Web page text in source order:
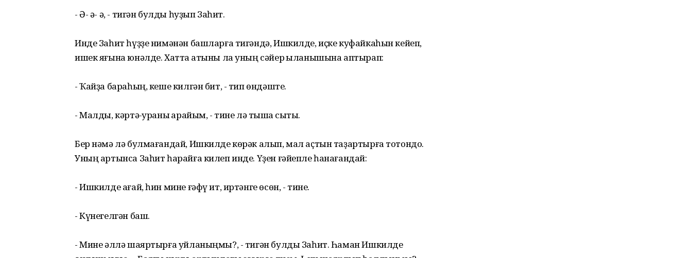
- Ә- ә- ә, - тигән булды һуҙып Заһит.
Инде Заһит һүҙҙе нимәнән башларға тигәндә, Ишкилде, иҫке куфайкаһын кейеп,
ишек яғына юнәлде. Хатта ҡатыны ла уның сәйер ҡыланышына аптырап:
- Ҡайҙа бараһың, кеше килгән бит, - тип өндәште.
- Малды, кәртә-ҡураны ҡарайым, - тине лә тышҡа сыҡты.
Бер нәмә лә булмағандай, Ишкилде көрәк алып, мал аҫтын таҙартырға тотондо.
Уның артынса Заһит һарайға килеп инде. Үҙен ғәйепле һанағандай:
- Ишкилде ағай, һин мине ғәфү ит, иртәнге өсөн, - тине.
- Күнегелгән баш.
- Мине әллә шаяртырға уйланыңмы?, - тигән булды Заһит. Һаман Ишкилде